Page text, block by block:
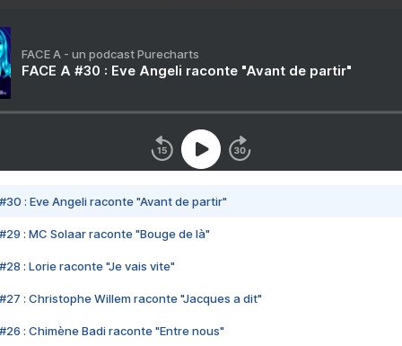
FACE A - un podcast Purecharts
FACE A #30 : Eve Angeli raconte "Avant de partir"
#30 : Eve Angeli raconte "Avant de partir"
#29 : MC Solaar raconte "Bouge de là"
#28 : Lorie raconte "Je vais vite"
#27 : Christophe Willem raconte "Jacques a dit"
#26 : Chimène Badi raconte "Entre nous"